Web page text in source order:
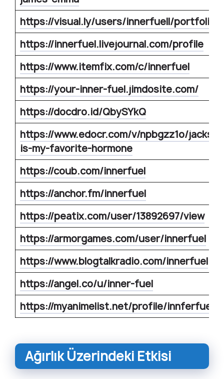
https://visual.ly/users/innerfuell/portfolio
https://innerfuel.livejournal.com/profile
https://www.itemfix.com/c/innerfuel
https://your-inner-fuel.jimdosite.com/
https://docdro.id/QbySYkQ
https://www.edocr.com/v/npbgzz1o/
is-my-favorite-hormone
https://coub.com/innerfuel
https://anchor.fm/innerfuel
https://peatix.com/user/13892697/view
https://armorgames.com/user/innerfuel
https://www.blogtalkradio.com/innerfuel
https://angel.co/u/inner-fuel
https://myanimelist.net/profile/innferfuel
Ağırlık Üzerindeki Etkisi